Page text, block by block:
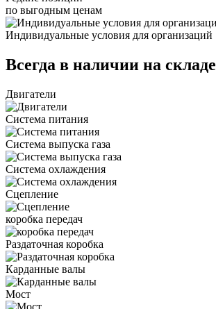
по выгодным ценам
Индивидуальные условия для организаций
Всегда в наличии на складе
Двигатели
Система питания
Система выпуска газа
Система охлаждения
Сцепление
коробка передач
Раздаточная коробка
Карданные валы
Мост